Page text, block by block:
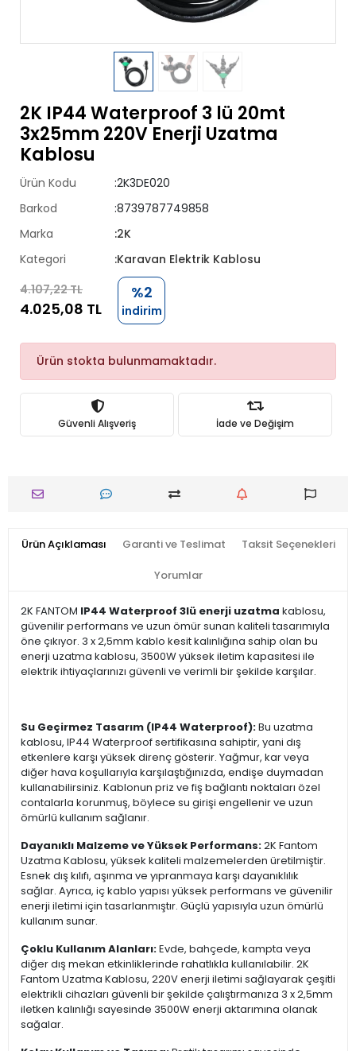
2K IP44 Waterproof 3 lü 20mt
3x25mm 220V Enerji Uzatma
Kablosu
Ürün Kodu
:2K3DE020
Barkod
:8739787749858
Marka
:2K
Kategori
:Karavan Elektrik Kablosu
4.107,22 TL
4.025,08 TL
%2
indirim
Ürün stokta bulunmamaktadır.
Güvenli Alışveriş İade ve Değişim
Ürün Açıklaması Garanti ve Teslimat Taksit Seçenekleri
Yorumlar
2K FANTOM IP44 Waterproof 3lü enerji uzatma kablosu,
güvenilir performans ve uzun ömür sunan kaliteli tasarımıyla
öne çıkıyor. 3 x 2,5mm kablo kesit kalınlığına sahip olan bu
enerji uzatma kablosu, 3500W yüksek iletim kapasitesi ile
elektrik ihtiyaçlarınızı güvenli ve verimli bir şekilde karşılar.
Su Geçirmez Tasarım (IP44 Waterproof):Bu uzatma
kablosu, IP44 Waterproof sertifikasına sahiptir, yani dış
etkenlere karşı yüksek direnç gösterir. Yağmur, kar veya
diğer hava koşullarıyla karşılaştığınızda, endişe duymadan
kullanabilirsiniz. Kablonun priz ve fiş bağlantı noktaları özel
contalarla korunmuş, böylece su girişi engellenir ve uzun
ömürlü kullanım sağlanır.
Dayanıklı Malzeme ve Yüksek Performans:2K Fantom
Uzatma Kablosu, yüksek kaliteli malzemelerden üretilmiştir.
Esnek dış kılıfı, aşınma ve yıpranmaya karşı dayanıklılık
sağlar. Ayrıca, iç kablo yapısı yüksek performans ve güvenilir
enerji iletimi için tasarlanmıştır. Güçlü yapısıyla uzun ömürlü
kullanım sunar.
Çoklu Kullanım Alanları:Evde, bahçede, kampta veya
diğer dış mekan etkinliklerinde rahatlıkla kullanılabilir. 2K
Fantom Uzatma Kablosu, 220V enerji iletimi sağlayarak çeşitli
elektrikli cihazları güvenli bir şekilde çalıştırmanıza 3 x 2,5mm
iletken kalınlığı sayesinde 3500W enerji aktarımına olanak
sağalar.